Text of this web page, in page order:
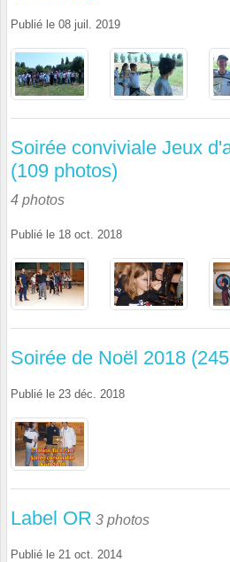
Publié le 08 juil. 2019
Soirée conviviale Jeux
(109 photos)
4 photos
Publié le 18 oct. 2018
Soirée de Noël 2018
Publié le 23 déc. 2018
Label OR 3 photos
Publié le 21 oct. 2014